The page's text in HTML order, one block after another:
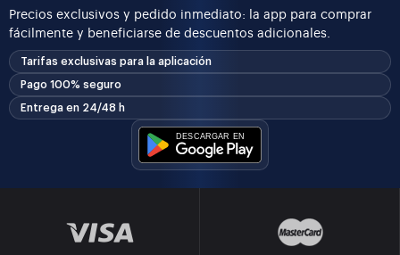
Precios exclusivos y pedido inmediato: la app para comprar
fácilmente y beneficiarse de descuentos adicionales.
Tarifas exclusivas para la aplicación
Pago 100% seguro
Entrega en 24/48 h